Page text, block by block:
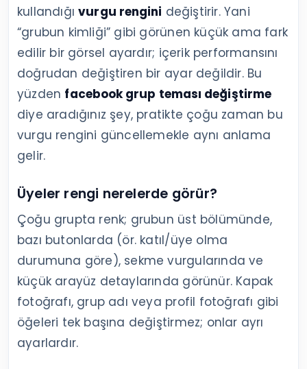
kullandığıvurgu rengini değiştirir. Yani
“grubun kimliği” gibi görünen küçük ama fark
edilir bir görsel ayardır; içerik performansını
doğrudan değiştiren bir ayar değildir. Bu
yüzden facebook grup teması değiştirme
diye aradığınız şey, pratikte çoğu zaman bu
vurgu rengini güncellemekle aynı anlama
gelir.
Üyeler rengi nerelerde görür?
Çoğu grupta renk; grubun üst bölümünde,
bazı butonlarda (ör. katıl/üye olma
durumuna göre), sekme vurgularında ve
küçük arayüz detaylarında görünür. Kapak
fotoğrafı, grup adı veya profil fotoğrafı gibi
öğeleri tek başına değiştirmez; onlar ayrı
ayarlardır.